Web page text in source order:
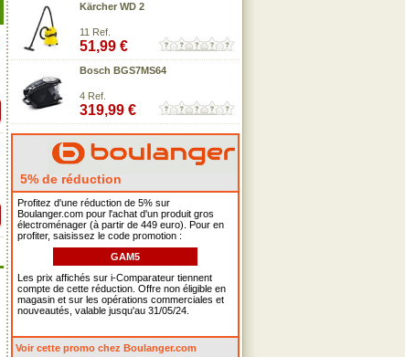
Kärcher WD 2
11 Ref.
51,99 €
Bosch BGS7MS64
4 Ref.
319,99 €
5% de réduction
Profitez d'une réduction de 5% sur
Boulanger.com pour l'achat d'un produit gros
électroménager (à partir de 449 euro). Pour en
profiter, saisissez le code promotion :
GAM5
Les prix affichés sur i-Comparateur tiennent
compte de cette réduction. Offre non éligible en
magasin et sur les opérations commerciales et
nouveautés, valable jusqu'au 31/05/24.
Voir cette promo chez Boulanger.com